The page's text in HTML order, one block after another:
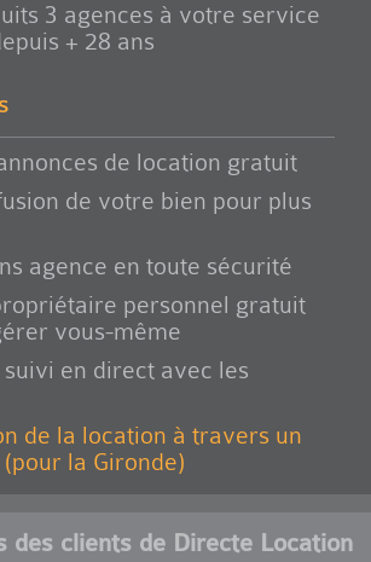
3 agences à votre service
+ 28 ans
de location gratuit
de votre bien pour plus
agence en toute sécurité
personnel gratuit
vous-même
en direct avec les
de la location à travers un
la Gironde)
des clients de Directe Location